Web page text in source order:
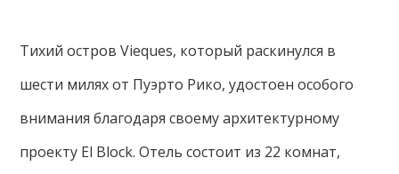
Тихий остров Vieques, который раскинулся в
шести милях от Пуэрто Рико, удостоен особого
внимания благодаря своему архитектурному
проекту El Block. Отель состоит из 22 комнат,